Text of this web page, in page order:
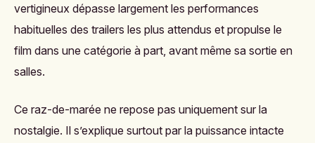
vertigineux dépasse largement les performances
habituelles des trailers les plus attendus et propulse le
film dans une catégorie à part, avant même sa sortie en
salles.
Ce raz-de-marée ne repose pas uniquement sur la
nostalgie. Il s’explique surtout par la puissance intacte